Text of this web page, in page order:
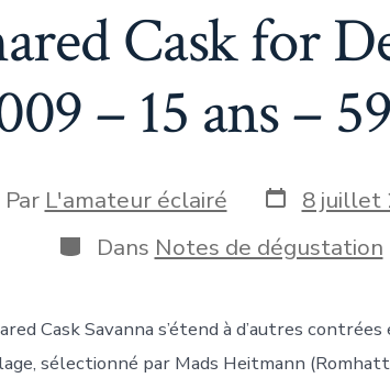
Cask for
– 15 ans –
Par L'amateur éclairé Date
de
publication
8 juillet
Catégories
Dans Notes de dégustation
Cask Savanna s’étend à d’autres
sélectionné par Mads Heitmann